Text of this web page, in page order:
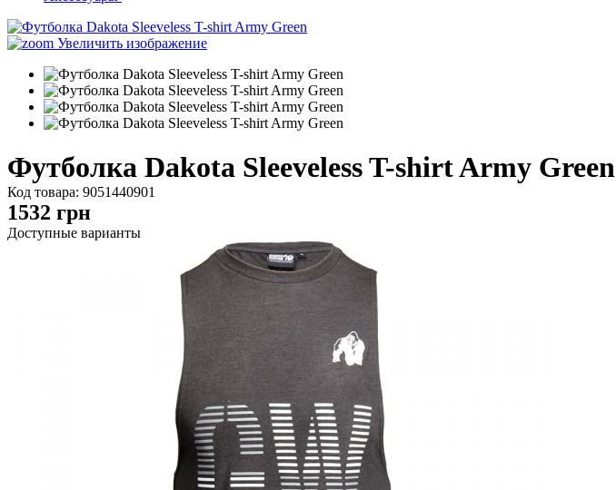
Увеличить изображение
Футболка Dakota Sleeveless T-shirt Army Green
Код товара: 9051440901
1532 грн
Доступные варианты